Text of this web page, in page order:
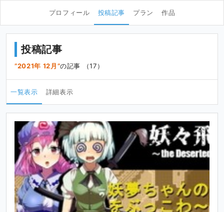
プロフィール 投稿記事 プラン 作品
投稿記事
2021年 12月 の記事 （17）
一覧表示 詳細表示